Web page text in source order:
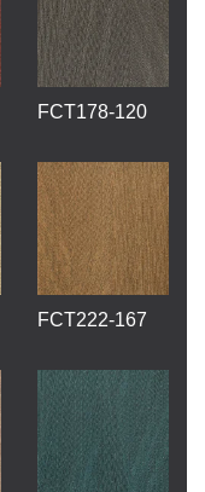
FCT178-120
FCT222-167